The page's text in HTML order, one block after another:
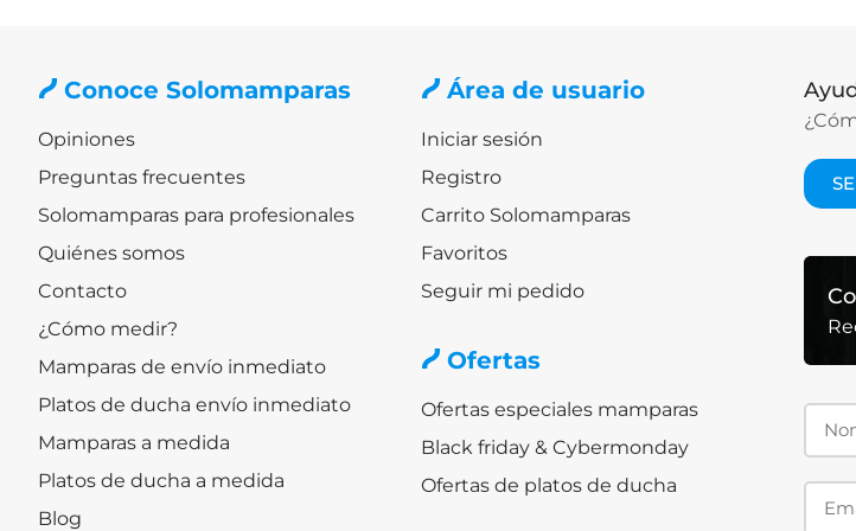
Conoce Solomamparas
Opiniones
Preguntas frecuentes
Solomamparas para profesionales
Quiénes somos
Contacto
¿Cómo medir?
Mamparas de envío inmediato
Platos de ducha envío inmediato
Mamparas a medida
Platos de ducha a medida
Blog
Área de usuario
Iniciar sesión
Registro
Carrito Solomamparas
Favoritos
Seguir mi pedido
Ofertas
Ofertas especiales mamparas
Black friday & Cybermonday
Ofertas de platos de ducha